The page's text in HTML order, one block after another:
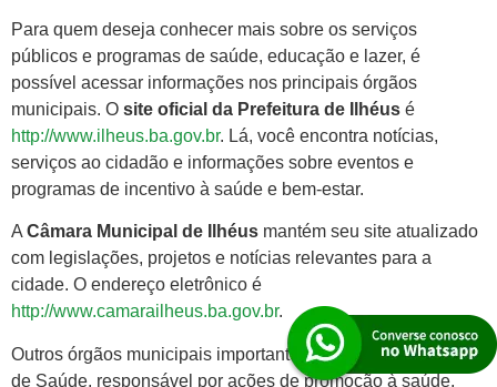
Para quem deseja conhecer mais sobre os serviços
públicos e programas de saúde, educação e lazer, é
possível acessar informações nos principais órgãos
municipais. O site oficial da Prefeitura de Ilhéus é
http://www.ilheus.ba.gov.br. Lá, você encontra notícias,
serviços ao cidadão e informações sobre eventos e
programas de incentivo à saúde e bem-estar.
A Câmara Municipal de Ilhéus mantém seu site atualizado
com legislações, projetos e notícias relevantes para a
cidade. O endereço eletrônico é
http://www.camarailheus.ba.gov.br.
Outros órgãos municipais importantes incluem a Secretaria
de Saúde, responsável por ações de promoção à saúde,